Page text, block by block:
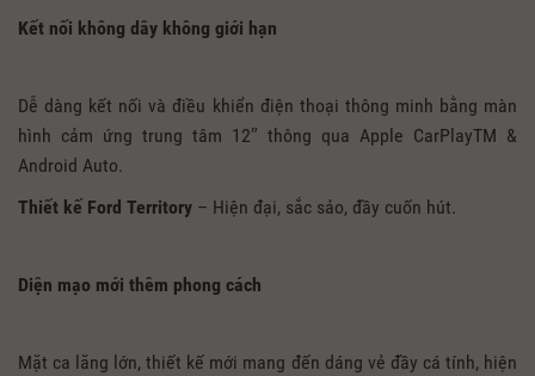
Kết nối không dây không giới hạn
Dễ dàng kết nối và điều khiển điện thoại thông minh bằng màn
hình cảm ứng trung tâm 12″ thông qua Apple CarPlayTM &
Android Auto.
Thiết kế Ford Territory – Hiện đại, sắc sảo, đầy cuốn hút.
Diện mạo mới thêm phong cách
Mặt ca lăng lớn, thiết kế mới mang đến dáng vẻ đầy cá tính, hiện